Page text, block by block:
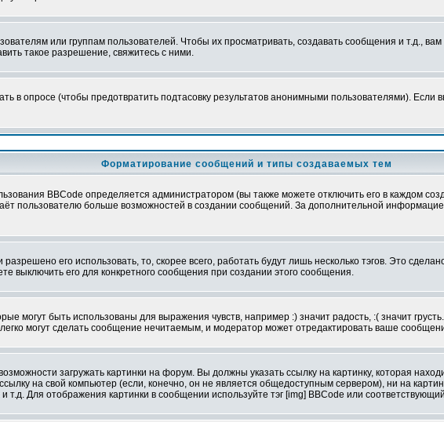
или группам пользователей. Чтобы их просматривать, создавать сообщения и т.д.,
такое разрешение, свяжитесь с ними.
в опросе (чтобы предотвратить подтасовку результатов анонимными пользователями). Если
Форматирование сообщений и типы создаваемых тем
BBCode определяется администратором (вы также можете отключить его в каждом
пользователю больше возможностей в создании сообщений. За дополнительной
его использовать, то, скорее всего, работать будут лишь несколько тэгов. Это
выключить его для конкретного сообщения при создании этого сообщения.
могут быть использованы для выражения чувств, например :) значит радость, :( значит
могут сделать сообщение нечитаемым, и модератор может отредактировать ваше
загружать картинки на форум. Вы должны указать ссылку на картинку, которая
на свой компьютер (если, конечно, он не является общедоступным сервером), ни на
Для отображения картинки в сообщении используйте тэг [img] BBCode или